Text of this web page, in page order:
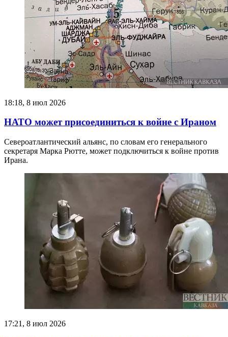
18:18, 8 июл 2026
НАТО может присоединиться к войне с Ираном
Североатлантический альянс, по словам его генерального
секретаря Марка Рютте, может подключиться к войне против
Ирана.
17:21, 8 июл 2026